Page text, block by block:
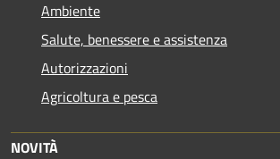
Ambiente
Salute, benessere e assistenza
Autorizzazioni
Agricoltura e pesca
NOVITÀ